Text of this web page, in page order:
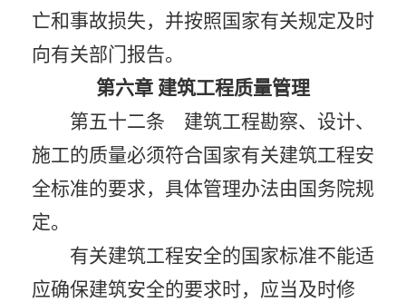
亡和事故损失，并按照国家有关规定及时
向有关部门报告。
第六章 建筑工程质量管理
第五十二条 建筑工程勘察、设计、
施工的质量必须符合国家有关建筑工程安
全标准的要求，具体管理办法由国务院规
定。
有关建筑工程安全的国家标准不能适
应确保建筑安全的要求时，应当及时修